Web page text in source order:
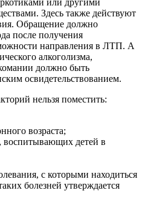
Здесь также действуют
Обращение должно
после получения
направления в ЛТП. А
алкоголизма,
должно быть
освидетельствованием.
нельзя поместить:
возраста;
детей в
с которыми находиться
болезней утверждается